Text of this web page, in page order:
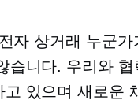
전자 상거래 누군가
습니다. 우리와 협
있으며 새로운